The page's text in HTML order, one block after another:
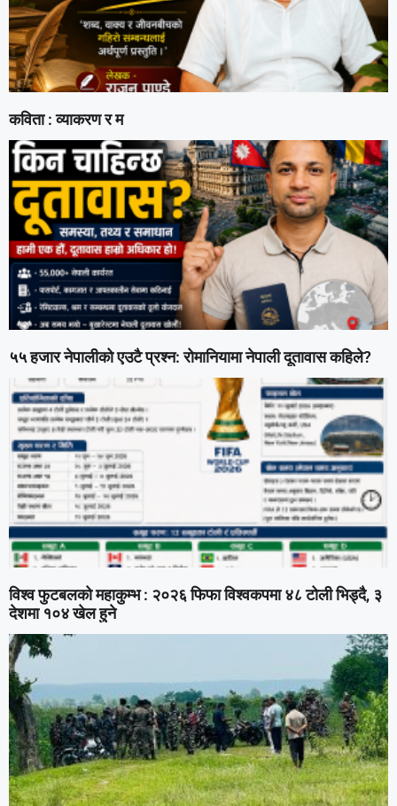
कविता : व्याकरण र म
५५ हजार नेपालीको एउटै प्रश्न: रोमानियामा नेपाली दूतावास कहिले?
विश्व फुटबलको महाकुम्भ : २०२६ फिफा विश्वकपमा ४८ टोली भिड्दै, ३
देशमा १०४ खेल हुने